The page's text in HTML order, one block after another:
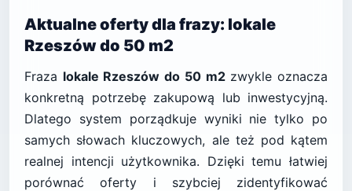
Aktualne oferty dla frazy: lokale
Rzeszów do 50 m2
Fraza lokale Rzeszów do 50 m2zwykle oznacza
konkretną potrzebę zakupową lub inwestycyjną.
Dlatego system porządkuje wyniki nie tylko po
samych słowach kluczowych, ale też pod kątem
realnej intencji użytkownika. Dzięki temu łatwiej
porównać oferty i szybciej zidentyfikować